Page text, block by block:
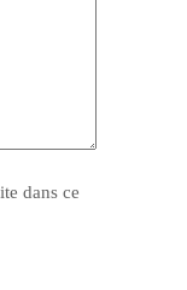
dans ce